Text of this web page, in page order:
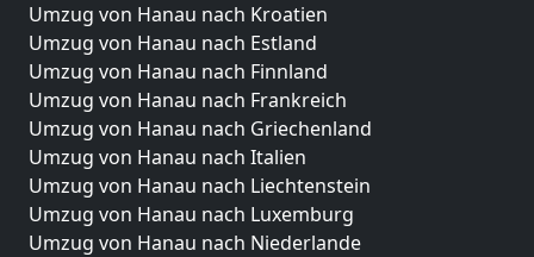
Umzug von Hanau nach Kroatien
Umzug von Hanau nach Estland
Umzug von Hanau nach Finnland
Umzug von Hanau nach Frankreich
Umzug von Hanau nach Griechenland
Umzug von Hanau nach Italien
Umzug von Hanau nach Liechtenstein
Umzug von Hanau nach Luxemburg
Umzug von Hanau nach Niederlande